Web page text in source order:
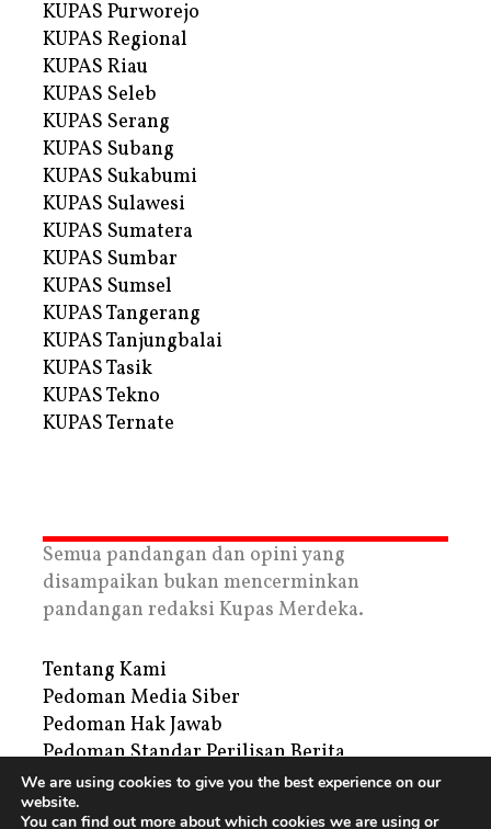
KUPAS Purworejo
KUPAS Regional
KUPAS Riau
KUPAS Seleb
KUPAS Serang
KUPAS Subang
KUPAS Sukabumi
KUPAS Sulawesi
KUPAS Sumatera
KUPAS Sumbar
KUPAS Sumsel
KUPAS Tangerang
KUPAS Tanjungbalai
KUPAS Tasik
KUPAS Tekno
KUPAS Ternate
Semua pandangan dan opini yang
disampaikan bukan mencerminkan
pandangan redaksi Kupas Merdeka.
Tentang Kami
Pedoman Media Siber
Pedoman Hak Jawab
Pedoman Standar Perilisan Berita
Privacy Policy
Periklanan
We are using cookies to give you the best experience on our
website.
You can find out more about which cookies we are using or